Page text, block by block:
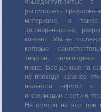
общедоступностью
рассмотреть
материала, а
договоренностях,
контент. Мы не
которые
текстов, являющиеся
права. Все данные на
не проходя заранее
является нормой в
информации в сети
Не смотря на это, при